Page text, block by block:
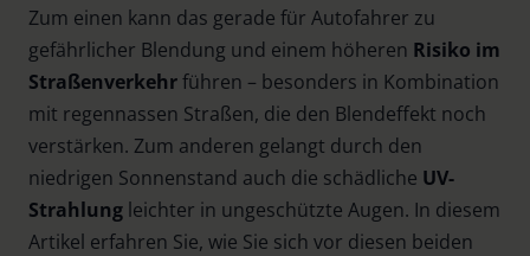
Zum einen kann das gerade für Autofahrer zu
gefährlicher Blendung und einem höheren Risiko im
Straßenverkehrführen – besonders in Kombination
mit regennassen Straßen, die den Blendeffekt noch
verstärken. Zum anderen gelangt durch den
niedrigen Sonnenstand auch die schädliche UV-
Strahlung leichter in ungeschützte Augen. In diesem
Artikel erfahren Sie, wie Sie sich vor diesen beiden